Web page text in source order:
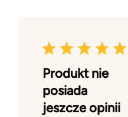
Produkt nie
posiada
jeszcze opinii